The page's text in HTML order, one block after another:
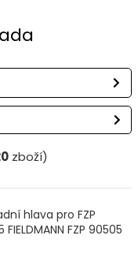
zboží)
hlava pro FZP
FIELDMANN FZP 90505